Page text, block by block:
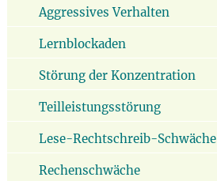
Aggressives Verhalten
Lernblockaden
Störung der Konzentration
Teilleistungsstörung
Lese-Rechtschreib-Schwäche
Rechenschwäche